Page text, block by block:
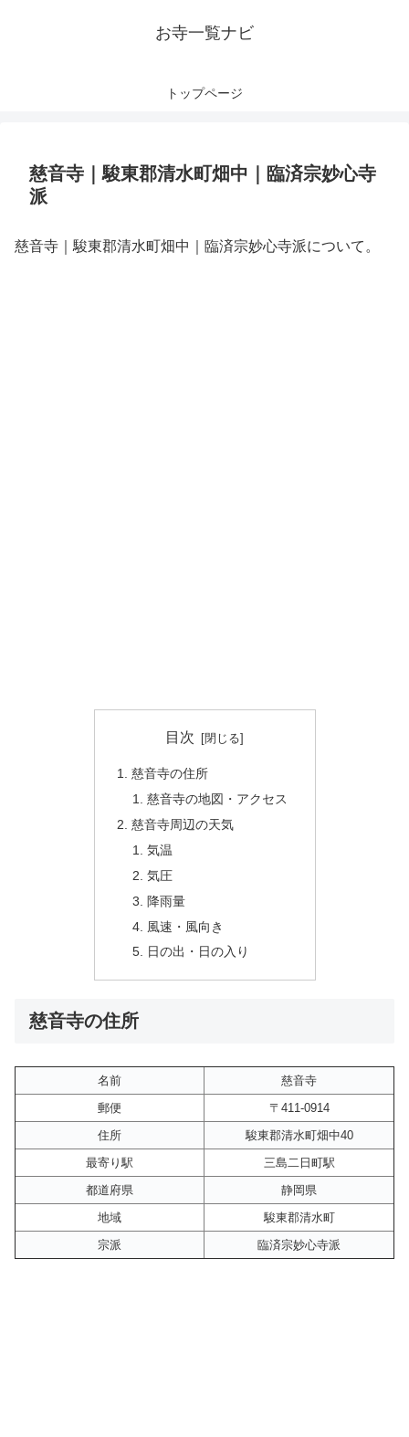
お寺一覧ナビ
トップページ
慈音寺｜駿東郡清水町畑中｜臨済宗妙心寺
派
慈音寺｜駿東郡清水町畑中｜臨済宗妙心寺派について。
目次
慈音寺の住所
慈音寺の地図・アクセス
慈音寺周辺の天気
気温
気圧
降雨量
風速・風向き
日の出・日の入り
慈音寺の住所
名前
慈音寺
郵便
〒411-0914
住所
駿東郡清水町畑中40
最寄り駅
三島二日町駅
都道府県
静岡県
地域
駿東郡清水町
宗派
臨済宗妙心寺派